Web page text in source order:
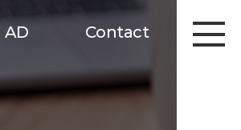
AD Contact